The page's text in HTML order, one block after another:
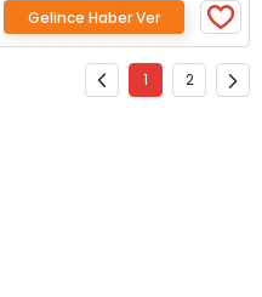
Gelince Haber Ver
1 2